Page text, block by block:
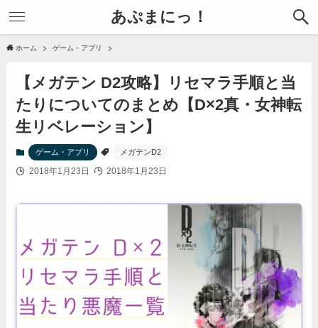
あぷまにっ！
ホーム ゲーム・アプリ
【メガテン D2攻略】リセマラ手順と当
たりについてのまとめ【D×2真・女神転
生リベレーション】
ゲーム・アプリ メガテンD2
2018年1月23日 2018年1月23日